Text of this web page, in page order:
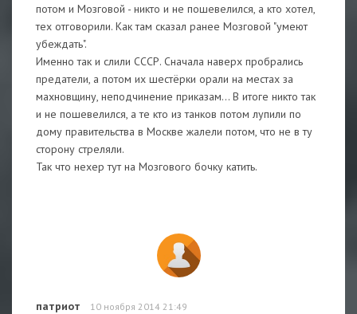
потом и Мозговой - никто и не пошевелился, а кто хотел,
тех отговорили. Как там сказал ранее Мозговой "умеют
убеждать".
Именно так и слили СССР. Сначала наверх пробрались
предатели, а потом их шестёрки орали на местах за
махновщину, неподчинение приказам... В итоге никто так
и не пошевелился, а те кто из танков потом лупили по
дому правительства в Москве жалели потом, что не в ту
сторону стреляли.
Так что нехер тут на Мозгового бочку катить.
патриот 10 ноября 2014 21:49